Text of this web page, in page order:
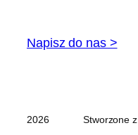
Napisz do nas >
2026 Stworzone z